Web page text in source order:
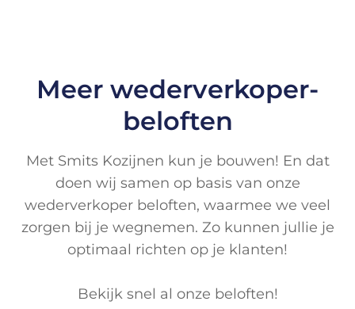
Meer wederverkoper-
beloften
Met Smits Kozijnen kun je bouwen! En dat
doen wij samen op basis van onze
wederverkoper beloften, waarmee we veel
zorgen bij je wegnemen. Zo kunnen jullie je
optimaal richten op je klanten!
Bekijk snel al onze beloften!